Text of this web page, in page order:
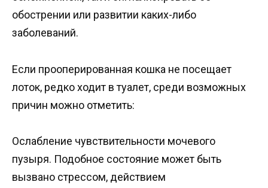
обострении или развитии каких-либо
заболеваний.
Если прооперированная кошка не посещает
лоток, редко ходит в туалет, среди возможных
причин можно отметить:
Ослабление чувствительности мочевого
пузыря. Подобное состояние может быть
вызвано стрессом, действием